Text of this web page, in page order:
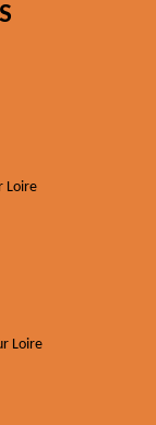
Loire
Loire